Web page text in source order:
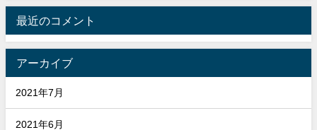
最近のコメント
アーカイブ
2021年7月
2021年6月